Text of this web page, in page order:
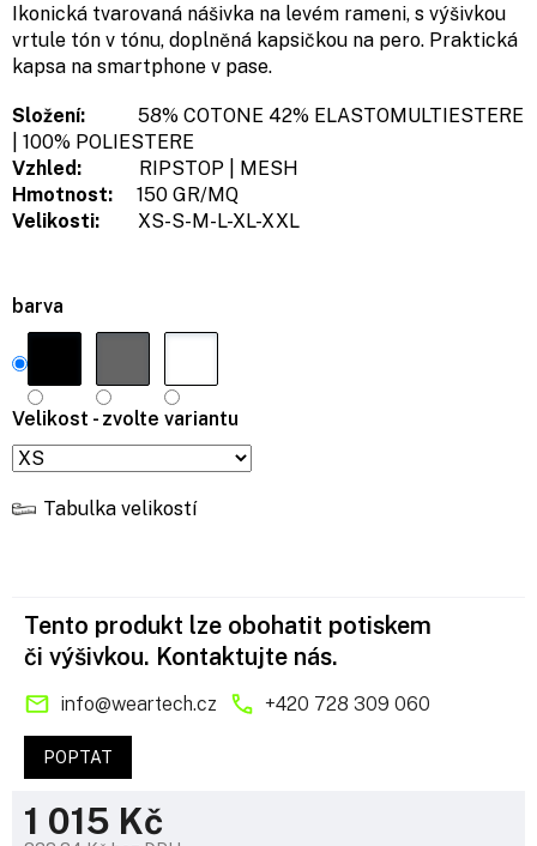
barva
Velikost - zvolte variantu
Tabulka velikostí
Ikonická tvarovaná nášivka na levém rameni, s výšivkou
vrtule tón v tónu, doplněná kapsičkou na pero. Praktická
kapsa na smartphone v pase.
Složení:
58% COTONE 42% ELASTOMULTIESTERE
| 100% POLIESTERE
Vzhled:
RIPSTOP | MESH
Hmotnost:
150 GR/MQ
Velikosti:
XS-S-M-L-XL-XXL
1 015 Kč
Tento produkt lze obohatit potiskem
či výšivkou. Kontaktujte nás.
info@weartech.cz +420 728 309 060
POPTAT